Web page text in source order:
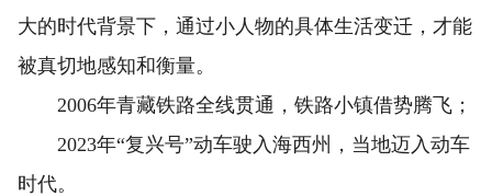
大的时代背景下，通过小人物的具体生活变迁，才能
被真切地感知和衡量。
2006年青藏铁路全线贯通，铁路小镇借势腾飞；
2023年“复兴号”动车驶入海西州，当地迈入动车
时代。